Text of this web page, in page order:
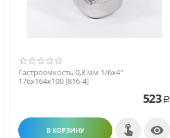
Гастроемкость 0,8 мм 1/6х4''
176х164х100 [816-4]
523 Р
В КОРЗИНУ 